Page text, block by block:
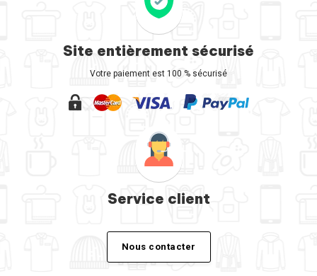
Site entièrement sécurisé
Votre paiement est 100 % sécurisé
Service client
Nous contacter